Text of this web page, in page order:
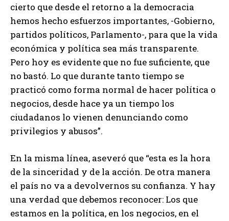
cierto que desde el retorno a la democracia
hemos hecho esfuerzos importantes, -Gobierno,
partidos políticos, Parlamento-, para que la vida
económica y política sea más transparente.
Pero hoy es evidente que no fue suficiente, que
no bastó. Lo que durante tanto tiempo se
practicó como forma normal de hacer política o
negocios, desde hace ya un tiempo los
ciudadanos lo vienen denunciando como
privilegios y abusos”.
En la misma línea, aseveró que “esta es la hora
de la sinceridad y de la acción. De otra manera
el país no va a devolvernos su confianza. Y hay
una verdad que debemos reconocer: Los que
estamos en la política, en los negocios, en el